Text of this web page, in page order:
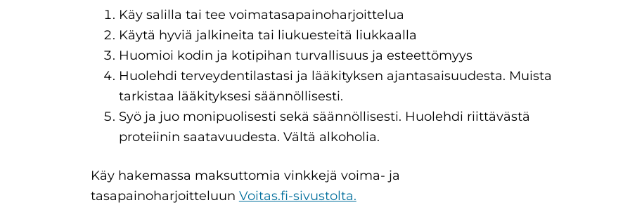
Käy salilla tai tee voimatasapainoharjoittelua
Käytä hyviä jalkineita tai liukuesteitä liukkaalla
Huomioi kodin ja kotipihan turvallisuus ja esteettömyys
Huolehdi terveydentilastasi ja lääkityksen ajantasaisuudesta. Muista
tarkistaa lääkityksesi säännöllisesti.
Syö ja juo monipuolisesti sekä säännöllisesti. Huolehdi riittävästä
proteiinin saatavuudesta. Vältä alkoholia.
Käy hakemassa maksuttomia vinkkejä voima- ja
tasapainoharjoitteluun Voitas.fi-sivustolta.